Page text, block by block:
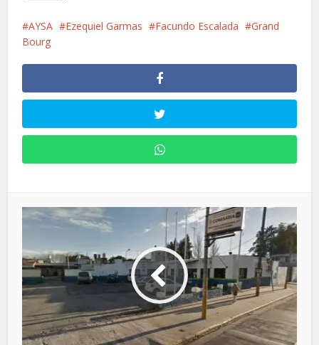
AYSA Ezequiel Garmas Facundo Escalada
Grand
Bourg